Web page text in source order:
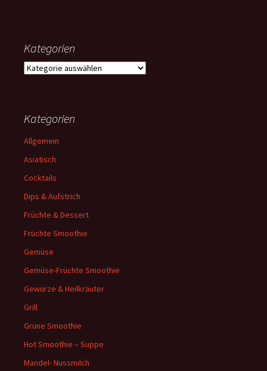
Kategorien
Kategorien
Kategorien
Allgemein
Asiatisch
Cocktails
Dips & Aufstrich
Früchte & Dessert
Früchte Smoothie
Gemüse
Gemüse-Früchte Smoothie
Gewürze & Heilkräuter
Grill
Grüne Smoothie
Hot Smoothie – Suppe
Mandel- Nussmilch